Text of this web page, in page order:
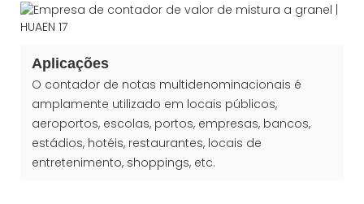
Aplicações
O contador de notas multidenominacionais é
amplamente utilizado em locais públicos,
aeroportos, escolas, portos, empresas, bancos,
estádios, hotéis, restaurantes, locais de
entretenimento, shoppings, etc.